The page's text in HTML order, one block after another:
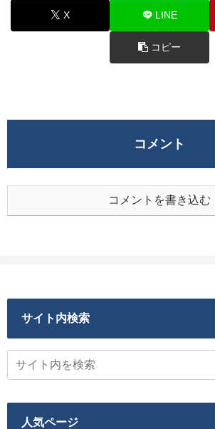
X LINE
コピー
コメント
コメントを書き込む
サイト内検索
人気ページ